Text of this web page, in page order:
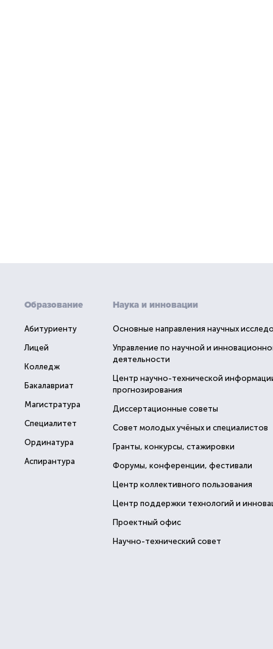
Образование
Абитуриенту
Лицей
Колледж
Бакалавриат
Магистратура
Специалитет
Ординатура
Аспирантура
Наука и инновации
Основные направления научных
Управление по научной и
деятельности
Центр научно-технической
прогнозирования
Диссертационные советы
Совет молодых учёных и специалистов
Гранты, конкурсы, стажировки
Форумы, конференции, фестивали
Центр коллективного пользования
Центр поддержки технологий и
Проектный офис
Научно-технический совет